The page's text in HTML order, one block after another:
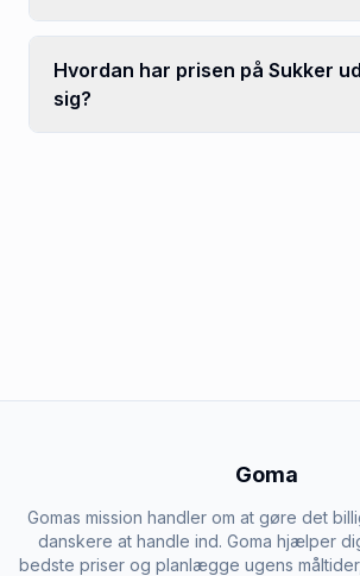
Hvordan har prisen på Sukker
sig?
Goma
Gomas mission handler om at gøre det
danskere at handle ind. Goma hjælper
bedste priser og planlægge ugens